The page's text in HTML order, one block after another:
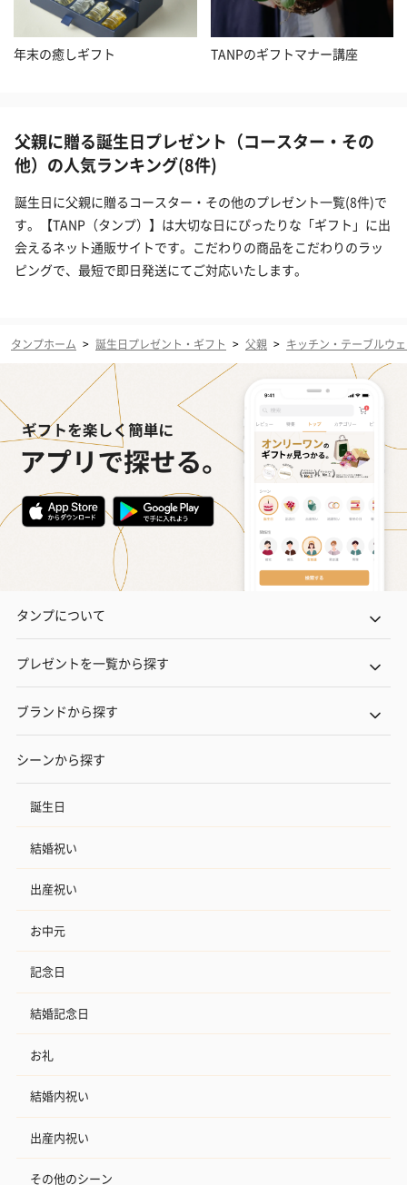
年末の癒しギフト TANPのギフトマナー講座
父親に贈る誕生日プレゼント（コースター・その
他）の人気ランキング(8件)
誕生日に父親に贈るコースター・その他のプレゼント一覧(8件)で
す。【TANP（タンプ）】は大切な日にぴったりな「ギフト」に出
会えるネット通販サイトです。こだわりの商品をこだわりのラッ
ピングで、最短で即日発送にてご対応いたします。
タンプホーム > 誕生日プレゼント・ギフト > 父親 > キッチン・テーブルウ
タンプについて
プレゼントを一覧から探す
ブランドから探す
シーンから探す
誕生日
結婚祝い
出産祝い
お中元
記念日
結婚記念日
お礼
結婚内祝い
出産内祝い
その他のシーン